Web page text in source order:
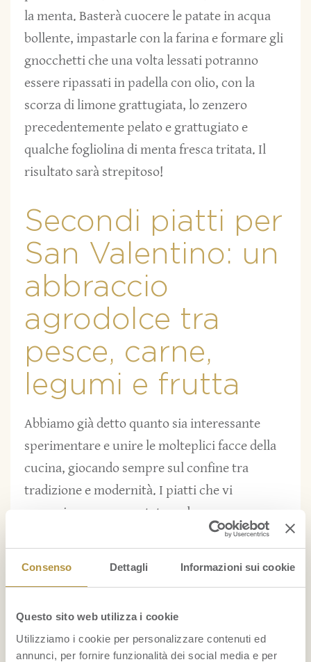
Consenso Dettagli Informazioni sui cookie
Questo sito web utilizza i cookie
Utilizziamo i cookie per personalizzare contenuti ed
annunci, per fornire funzionalità dei social media e per
la menta. Basterà cuocere le patate in acqua
bollente, impastarle con la farina e formare gli
gnocchetti che una volta lessati potranno
essere ripassati in padella con olio, con la
scorza di limone grattugiata, lo zenzero
precedentemente pelato e grattugiato e
qualche fogliolina di menta fresca tritata. Il
risultato sarà strepitoso!
Secondi piatti per
San Valentino: un
abbraccio
agrodolce tra
pesce, carne,
legumi e frutta
Abbiamo già detto quanto sia interessante
sperimentare e unire le molteplici facce della
cucina, giocando sempre sul confine tra
tradizione e modernità. I piatti che vi
suggeriamo, come potete vedere, sono
piuttosto semplici da realizzare ma
portate. Sempre seguendo la logica della
coerenza, per il menù di carne un intreccio